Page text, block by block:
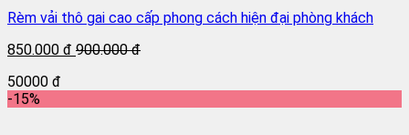
Rèm vải thô gai cao cấp phong cách hiện đại phòng khách
850.000 đ 900.000 đ
50000 đ
-15%